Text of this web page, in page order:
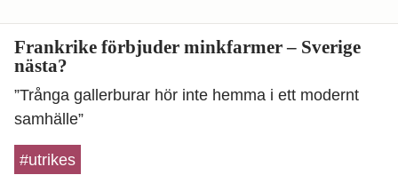
Frankrike förbjuder minkfarmer – Sverige
nästa?
”Trånga gallerburar hör inte hemma i ett modernt
samhälle”
#utrikes